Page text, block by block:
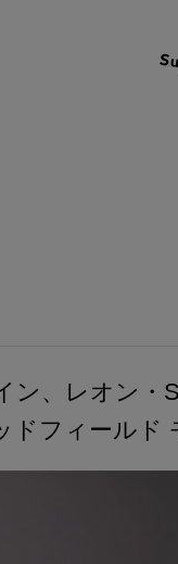
ン、レオン・
ドフィールド